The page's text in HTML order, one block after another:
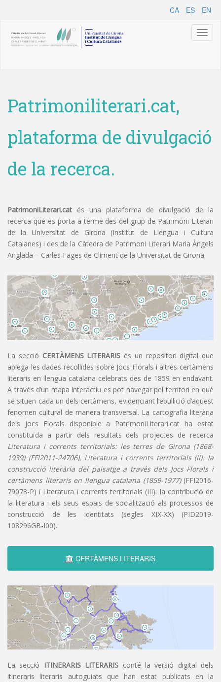
CA ES EN
Patrimoniliterari.cat,
plataforma de divulgació
de la recerca.
PatrimoniLiterari.cat és una plataforma de divulgació de la
recerca que es porta a terme des del grup de Patrimoni Literari
de la Universitat de Girona (Institut de Llengua i Cultura
Catalanes) i des de la Càtedra de Patrimoni Literari Maria Àngels
Anglada – Carles Fages de Climent de la Universitat de Girona.
La secció CERTÀMENS LITERARIS és un repositori digital que
aplega les dades recollides sobre Jocs Florals i altres certàmens
literaris en llengua catalana celebrats des de 1859 en endavant.
A través d’un mapa interactiu es pot navegar pel territori en què
se situen cada un dels certàmens, evidenciant l’ebullició d’aquest
fenomen cultural de manera transversal. La cartografia literària
dels Jocs Florals disponible a PatrimoniLiterari.cat ha estat
constituïda a partir dels resultats dels projectes de recerca
Literatura i corrents territorials: les terres de Girona (1868-
1939) (FFI2011-24706), Literatura i corrents territorials (II): la
construcció literària del paisatge a través dels Jocs Florals i
certàmens literaris en llengua catalana (1859-1977)(FFI2016-
79078-P) i Literatura i corrents territorials (III): la contribució de
la literatura i els seus espais de socialització als processos de
construcció de les identitats (segles XIX-XX) (PID2019-
108296GB-I00).
CERTÀMENS LITERARIS
La secció ITINERARIS LITERARIS conté la versió digital dels
itineraris literaris autoguiats que han estat publicats en la